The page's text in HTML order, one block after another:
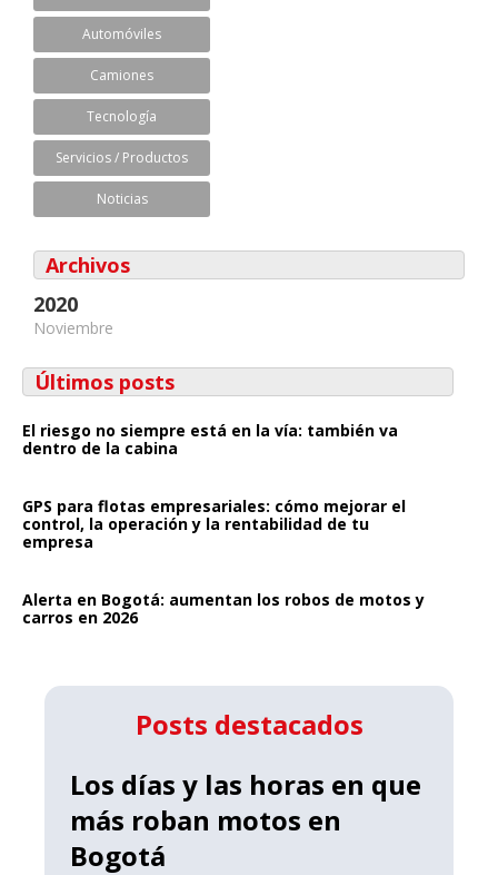
Automóviles
Camiones
Tecnología
Servicios / Productos
Noticias
Archivos
2020
Noviembre
Últimos posts
El riesgo no siempre está en la vía: también va
dentro de la cabina
GPS para flotas empresariales: cómo mejorar el
control, la operación y la rentabilidad de tu
empresa
Alerta en Bogotá: aumentan los robos de motos y
carros en 2026
Posts destacados
Los días y las horas en que
más roban motos en
Bogotá